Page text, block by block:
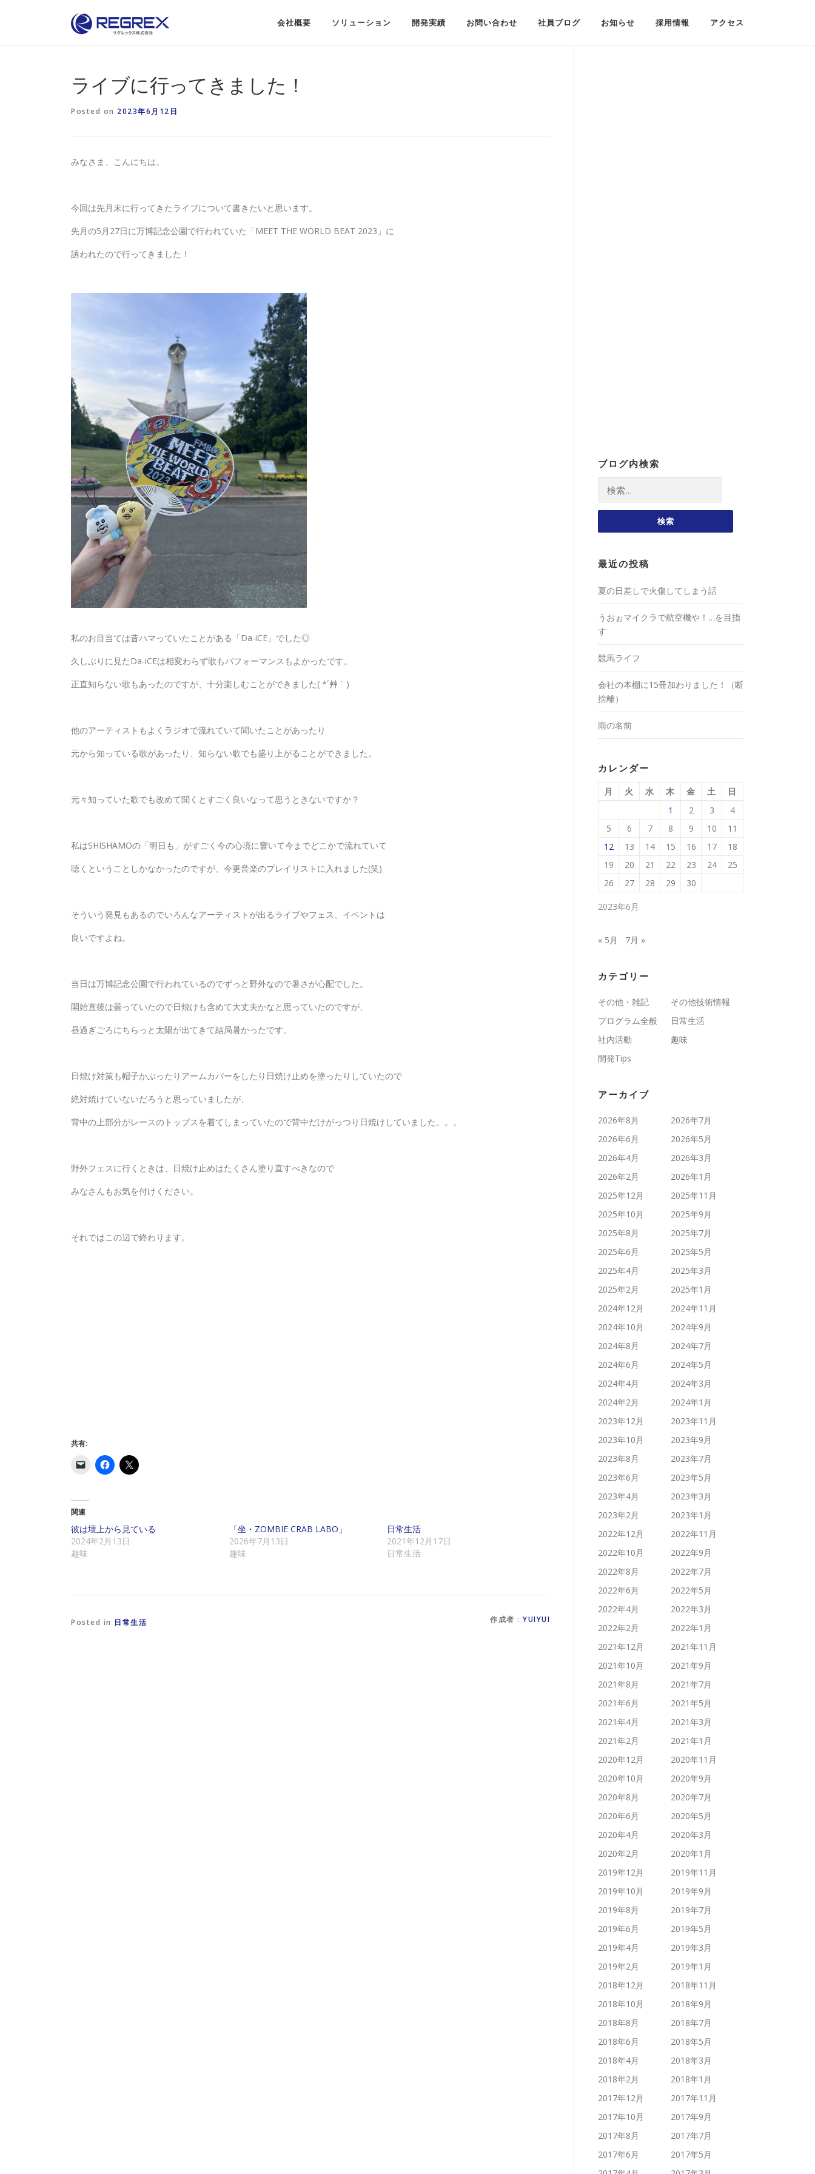
会社概要 ソリューション 開発実績 お問い合わせ 社員ブログ お知らせ 採用情報 アクセス
ライブに行ってきました！
Posted on 2023年6月12日
みなさま、こんにちは。
今回は先月末に行ってきたライブについて書きたいと思います。
先月の5月27日に万博記念公園で行われていた「MEET THE WORLD BEAT 2023」に
誘われたので行ってきました！
私のお目当ては昔ハマっていたことがある「Da-iCE」でした◎
久しぶりに見たDa-iCEは相変わらず歌もパフォーマンスもよかったです。
正直知らない歌もあったのですが、十分楽しむことができました( *´艸｀)
他のアーティストもよくラジオで流れていて聞いたことがあったり
元から知っている歌があったり、知らない歌でも盛り上がることができました。
元々知っていた歌でも改めて聞くとすごく良いなって思うときないですか？
私はSHISHAMOの「明日も」がすごく今の心境に響いて今までどこかで流れていて
聴くということしかなかったのですが、今更音楽のプレイリストに入れました(笑)
そういう発見もあるのでいろんなアーティストが出るライブやフェス、イベントは
良いですよね。
当日は万博記念公園で行われているのでずっと野外なので暑さが心配でした。
開始直後は曇っていたので日焼けも含めて大丈夫かなと思っていたのですが、
昼過ぎごろにちらっと太陽が出てきて結局暑かったです。
日焼け対策も帽子かぶったりアームカバーをしたり日焼け止めを塗ったりしていたので
絶対焼けていないだろうと思っていましたが、
背中の上部分がレースのトップスを着てしまっていたので背中だけがっつり日焼けしていました。。。
野外フェスに行くときは、日焼け止めはたくさん塗り直すべきなので
みなさんもお気を付けください。
それではこの辺で終わります。
共有:
て
に
メ
ー
ル
で
新
し
F
a
で
共
有
て
く
ク
リ
共
有
開
き
関連
彼は壇上から見ている
2024年2月13日
趣味
「坐・ZOMBIE CRAB LABO」
2026年7月13日
趣味
日常生活
2021年12月17日
日常生活
Posted in 日常生活 作成者 : YUIYUI
ブログ内検索
最近の投稿
夏の日差しで火傷してしまう話
うおぉマイクラで航空機や！…を目指
す
競馬ライフ
会社の本棚に15冊加わりました！（断
捨離）
雨の名前
カレンダー
2023年6月
月 火 水 木 金 土
日
1
2 3
4
5
6 7 8 9 10
11
12
13 14 15 16 17
18
19
20 21 22 23 24
25
26
27 28 29 30
« 5月 7月 »
カテゴリー
その他・雑記
その他技術情報
プログラム全般
日常生活
社内活動
趣味
開発Tips
アーカイブ
2026年8月
2026年7月
2026年6月
2026年5月
2026年4月
2026年3月
2026年2月
2026年1月
2025年12月
2025年11月
2025年10月
2025年9月
2025年8月
2025年7月
2025年6月
2025年5月
2025年4月
2025年3月
2025年2月
2025年1月
2024年12月
2024年11月
2024年10月
2024年9月
2024年8月
2024年7月
2024年6月
2024年5月
2024年4月
2024年3月
2024年2月
2024年1月
2023年12月
2023年11月
2023年10月
2023年9月
2023年8月
2023年7月
2023年6月
2023年5月
2023年4月
2023年3月
2023年2月
2023年1月
2022年12月
2022年11月
2022年10月
2022年9月
2022年8月
2022年7月
2022年6月
2022年5月
2022年4月
2022年3月
2022年2月
2022年1月
2021年12月
2021年11月
2021年10月
2021年9月
2021年8月
2021年7月
2021年6月
2021年5月
2021年4月
2021年3月
2021年2月
2021年1月
2020年12月
2020年11月
2020年10月
2020年9月
2020年8月
2020年7月
2020年6月
2020年5月
2020年4月
2020年3月
2020年2月
2020年1月
2019年12月
2019年11月
2019年10月
2019年9月
2019年8月
2019年7月
2019年6月
2019年5月
2019年4月
2019年3月
2019年2月
2019年1月
2018年12月
2018年11月
2018年10月
2018年9月
2018年8月
2018年7月
2018年6月
2018年5月
2018年4月
2018年3月
2018年2月
2018年1月
2017年12月
2017年11月
2017年10月
2017年9月
2017年8月
2017年7月
2017年6月
2017年5月